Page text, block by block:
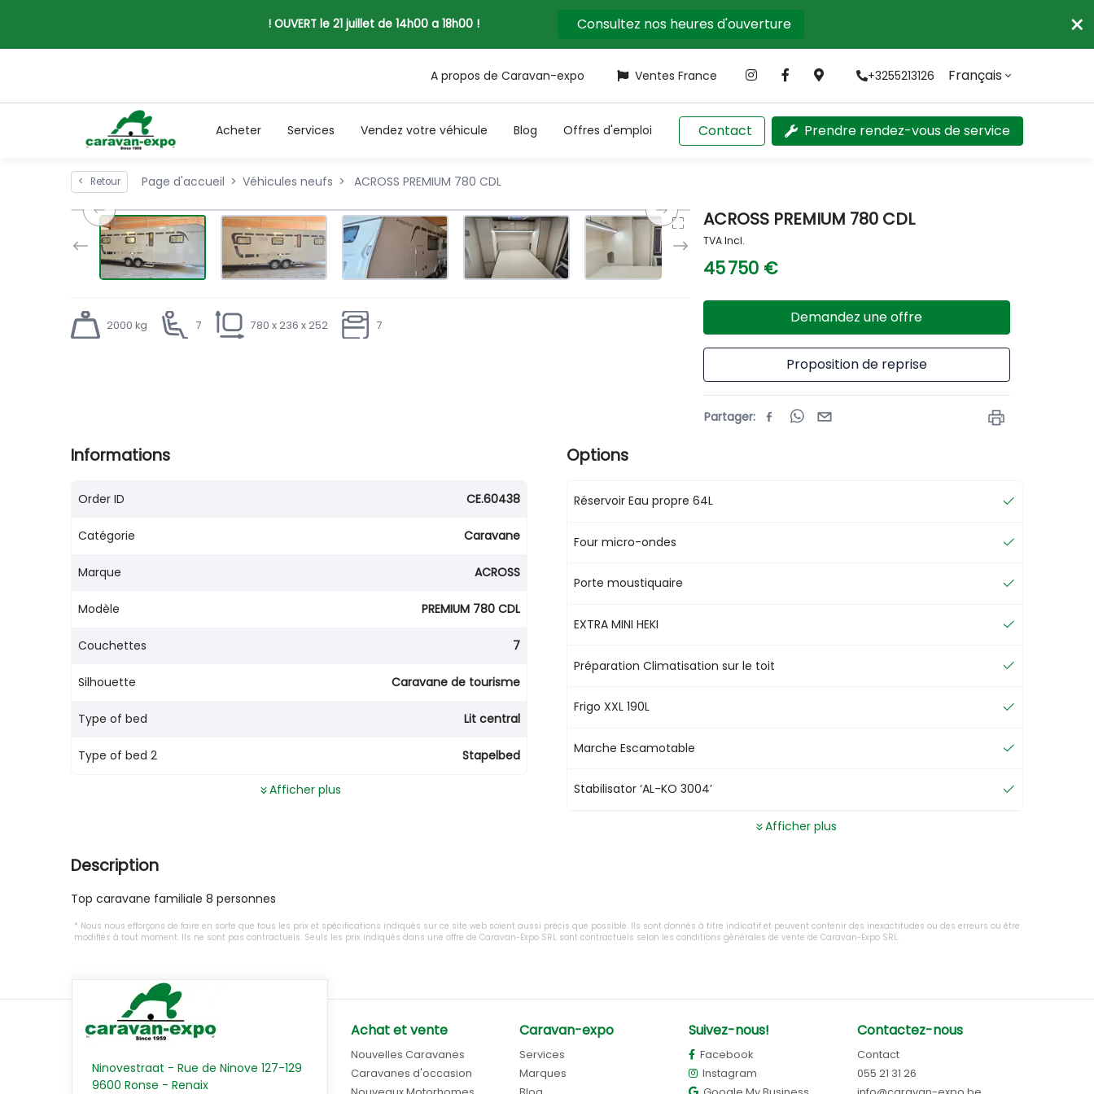
! OUVERT le 21 juillet de 14h00 a 18h00 ! Consultez nos heures d'ouverture ×
A propos de Caravan-expo Ventes France +3255213126 Français
Acheter Services Vendez votre véhicule Blog Offres d'emploi Contact Prendre rendez-vous de service
< Retour Page d'accueil Véhicules neufs ACROSS PREMIUM 780 CDL
2000 kg 7 780 x 236 x 252 7
ACROSS PREMIUM 780 CDL
TVA Incl.
45 750 €
Demandez une offre
Proposition de reprise
Partager:
Informations
Order ID CE.60438
Catégorie Caravane
Marque ACROSS
Modèle PREMIUM 780 CDL
Couchettes 7
Silhouette Caravane de tourisme
Type of bed Lit central
Type of bed 2 Stapelbed
Afficher plus
Options
Réservoir Eau propre 64L
Four micro-ondes
Porte moustiquaire
EXTRA MINI HEKI
Préparation Climatisation sur le toit
Frigo XXL 190L
Marche Escamotable
Stabilisator ‘AL-KO 3004’
Afficher plus
Description
Top caravane familiale 8 personnes
Nous nous efforçons de faire en sorte que tous les prix et spécifications indiqués sur ce site web soient aussi précis que possible. Ils sont donnés à titre indicatif et peuvent contenir des inexactitudes ou des erreurs ou être
modifiés à tout moment. Ils ne sont pas contractuels. Seuls les prix indiqués dans une offre de Caravan-Expo SRL sont contractuels selon les conditions générales de vente de Caravan-Expo SRL.
Ninovestraat - Rue de Ninove 127-129
9600 Ronse - Renaix
Achat et vente
Nouvelles Caravanes
Caravanes d'occasion
Caravan-expo
Services
Marques
Suivez-nous!
Facebook
Instagram
Contactez-nous
Contact
055 21 31 26